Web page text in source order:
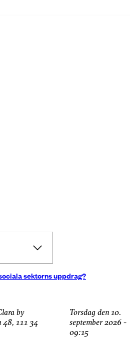
sektorns uppdrag?
by
48, 111 34
torsdag den 10.
september 2026 -
09:15